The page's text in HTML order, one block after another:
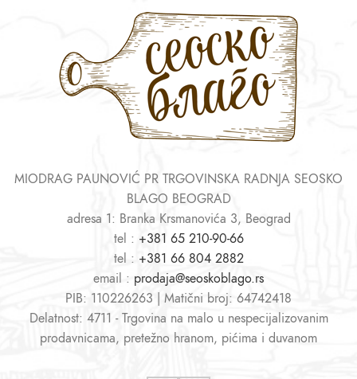
MIODRAG PAUNOVIĆ PR TRGOVINSKA RADNJA SEOSKO
BLAGO BEOGRAD
adresa 1: Branka Krsmanovića 3, Beograd
tel : +381 65 210-90-66
tel : +381 66 804 2882
email : prodaja@seoskoblago.rs
PIB: 110226263 | Matični broj: 64742418
Delatnost: 4711 - Trgovina na malo u nespecijalizovanim
prodavnicama, pretežno hranom, pićima i duvanom